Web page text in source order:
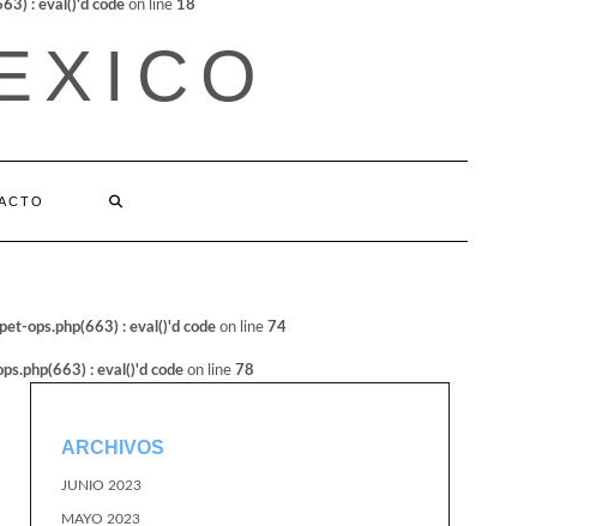
: eval()'d code on line 18
ops.php(663) : eval()'d code on line 74
: eval()'d code on line 78
ARCHIVOS
JUNIO 2023
MAYO 2023